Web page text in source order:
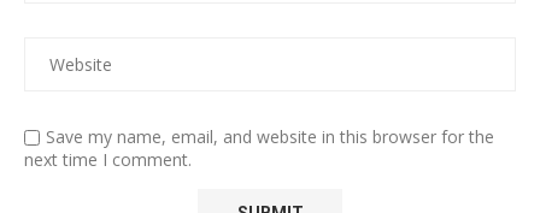
Save my name, email, and website in this browser for the
next time I comment.